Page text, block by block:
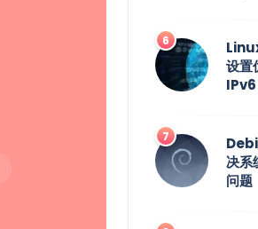
设置
IPv6
决系
问题